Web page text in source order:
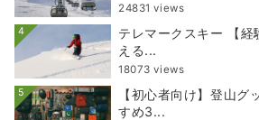
24831 views
4
テレマークスキー 【
える...
18073 views
5
【初心者向け】登山グ
すめ3...